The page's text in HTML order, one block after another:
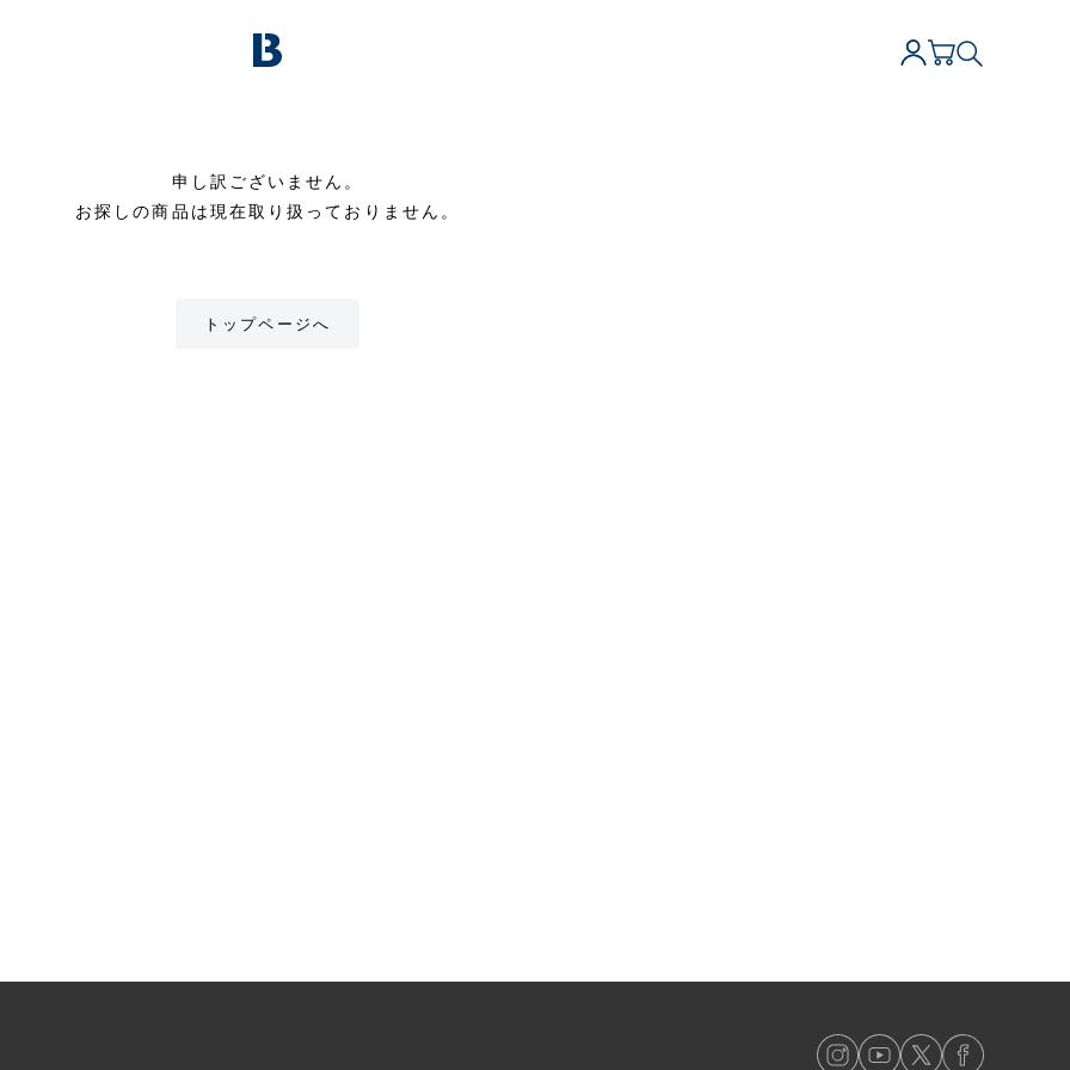
申し訳ございません。
お探しの商品は現在取り扱っておりません。
トップページへ